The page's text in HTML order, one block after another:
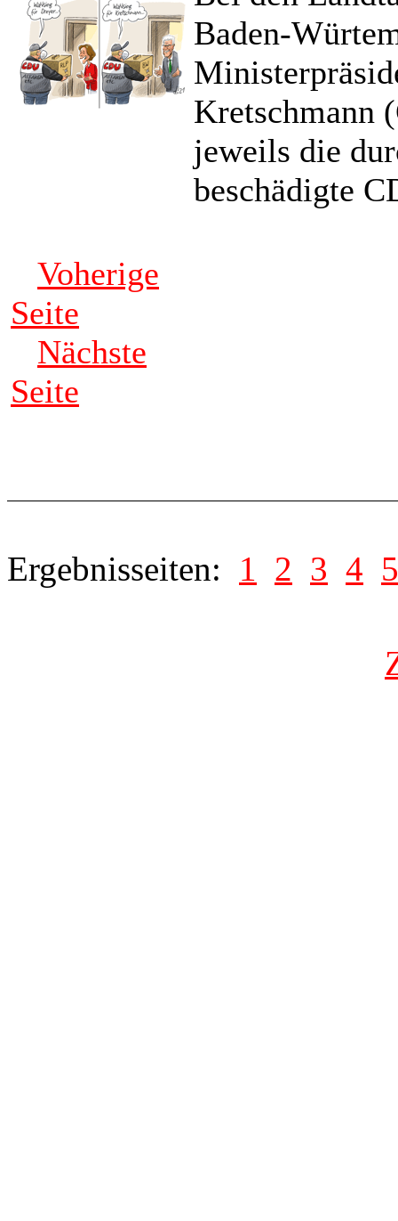
Baden-
Kretschmann
jeweils die
beschädigte
Voherige
Seite
Nächste
Seite
Ergebnisseiten: 1 2 3 4 5